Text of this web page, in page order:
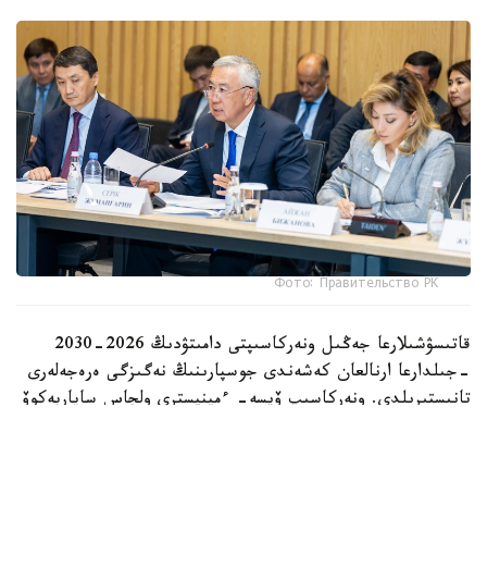
Фото: Правительство РК
قاتىسۋشىلارعا جەڭىل ونەركاسىپتى دامىتۋدىڭ 2026-2030
-جىلدارعا ارنالعان كەشەندى جوسپارىنىڭ نەگىزگى ەرەجەلەرى
تانىستىرىلدى. ونەركاسىپ ۆيسە- ءمينيسترى ولجاس ساپاربەكوۆ